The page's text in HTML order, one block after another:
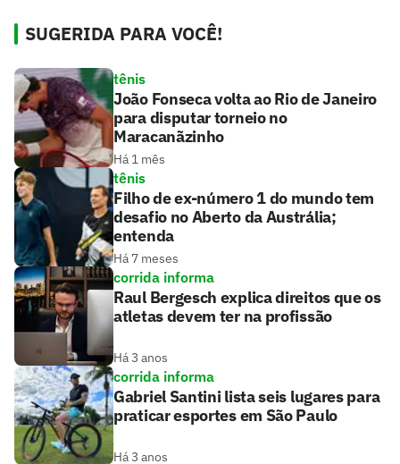
SUGERIDA PARA VOCÊ!
tênis
João Fonseca volta ao Rio de Janeiro
para disputar torneio no
Maracanãzinho
Há 1 mês
tênis
Filho de ex-número 1 do mundo tem
desafio no Aberto da Austrália;
entenda
Há 7 meses
corrida informa
Raul Bergesch explica direitos que os
atletas devem ter na profissão
Há 3 anos
corrida informa
Gabriel Santini lista seis lugares para
praticar esportes em São Paulo
Há 3 anos